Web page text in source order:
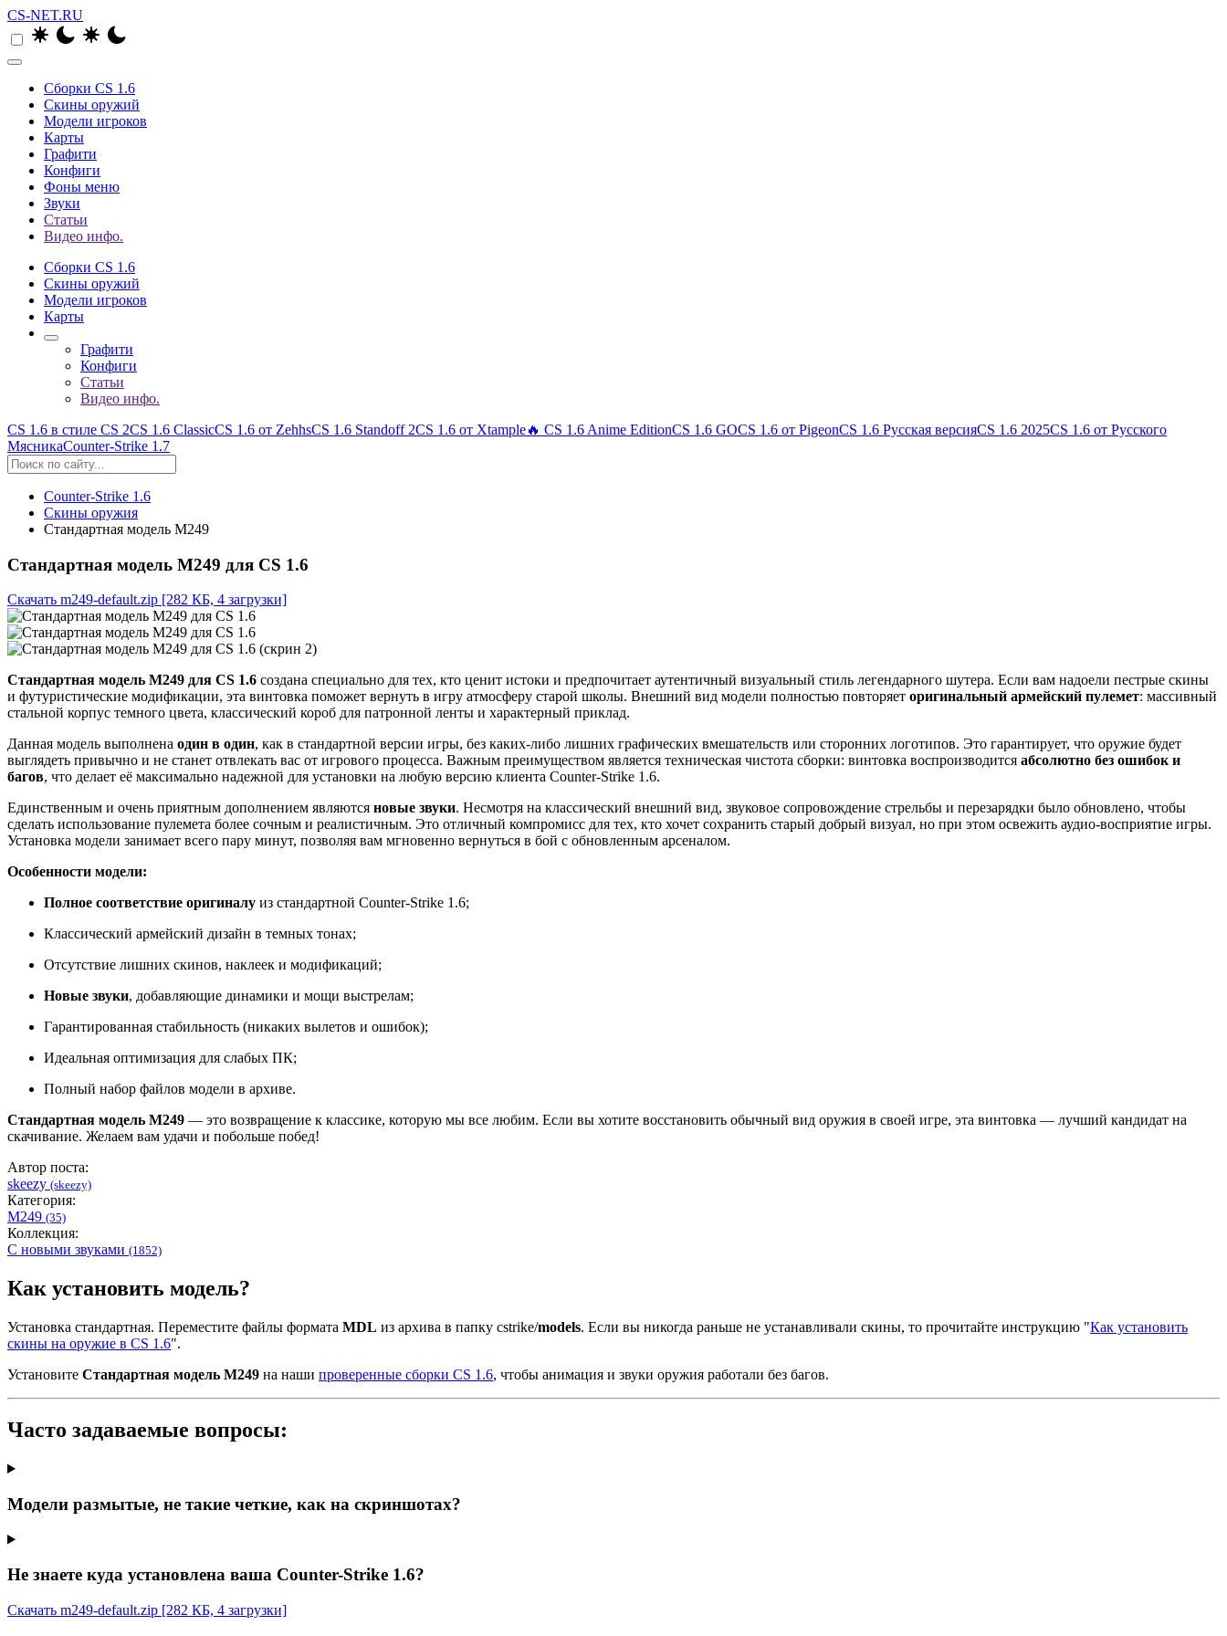
CS-NET.RU
Сборки CS 1.6
Скины оружий
Модели игроков
Карты
Графити
Конфиги
Фоны меню
Звуки
Статьи
Видео инфо.
Сборки CS 1.6
Скины оружий
Модели игроков
Карты
Графити
Конфиги
Статьи
Видео инфо.
CS 1.6 в стиле CS 2CS 1.6 ClassicCS 1.6 от ZehhsCS 1.6 Standoff 2CS 1.6 от Xtample🔥 CS 1.6 Anime EditionCS 1.6 GOCS 1.6 от PigeonCS 1.6 Русская версияCS 1.6 2025CS 1.6 от Русского
МясникаCounter-Strike 1.7
Counter-Strike 1.6
Скины оружия
Стандартная модель М249
Стандартная модель М249 для CS 1.6
Скачать m249-default.zip [282 КБ, 4 загрузки]
Стандартная модель M249 для CS 1.6 создана специально для тех, кто ценит истоки и предпочитает аутентичный визуальный стиль легендарного шутера. Если вам надоели пестрые скины
и футуристические модификации, эта винтовка поможет вернуть в игру атмосферу старой школы. Внешний вид модели полностью повторяет оригинальный армейский пулемет: массивный
стальной корпус темного цвета, классический короб для патронной ленты и характерный приклад.
Данная модель выполнена один в один, как в стандартной версии игры, без каких-либо лишних графических вмешательств или сторонних логотипов. Это гарантирует, что оружие будет
выглядеть привычно и не станет отвлекать вас от игрового процесса. Важным преимуществом является техническая чистота сборки: винтовка воспроизводится абсолютно без ошибок и
багов, что делает её максимально надежной для установки на любую версию клиента Counter-Strike 1.6.
Единственным и очень приятным дополнением являются новые звуки. Несмотря на классический внешний вид, звуковое сопровождение стрельбы и перезарядки было обновлено, чтобы
сделать использование пулемета более сочным и реалистичным. Это отличный компромисс для тех, кто хочет сохранить старый добрый визуал, но при этом освежить аудио-восприятие игры.
Установка модели занимает всего пару минут, позволяя вам мгновенно вернуться в бой с обновленным арсеналом.
Особенности модели:
Полное соответствие оригиналу из стандартной Counter-Strike 1.6;
Классический армейский дизайн в темных тонах;
Отсутствие лишних скинов, наклеек и модификаций;
Новые звуки, добавляющие динамики и мощи выстрелам;
Гарантированная стабильность (никаких вылетов и ошибок);
Идеальная оптимизация для слабых ПК;
Полный набор файлов модели в архиве.
Стандартная модель M249 — это возвращение к классике, которую мы все любим. Если вы хотите восстановить обычный вид оружия в своей игре, эта винтовка — лучший кандидат на
скачивание. Желаем вам удачи и побольше побед!
Автор поста:
skeezy (skeezy)
Категория:
M249 (35)
Коллекция:
С новыми звуками (1852)
Как установить модель?
Установка стандартная. Переместите файлы формата MDL из архива в папку cstrike/models. Если вы никогда раньше не устанавливали скины, то прочитайте инструкцию "Как установить
скины на оружие в CS 1.6".
Установите Стандартная модель М249 на наши проверенные сборки CS 1.6, чтобы анимация и звуки оружия работали без багов.
Часто задаваемые вопросы:
Модели размытые, не такие четкие, как на скриншотах?
Не знаете куда установлена ваша Counter-Strike 1.6?
Скачать m249-default.zip [282 КБ, 4 загрузки]